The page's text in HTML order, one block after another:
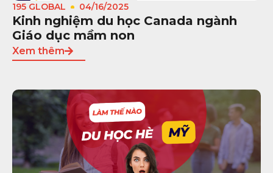
195 GLOBAL 04/16/2025
Kinh nghiệm du học Canada ngành
Giáo dục mầm non
Xem thêm